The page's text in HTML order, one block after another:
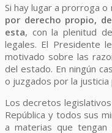
Si hay lugar a prorroga o
por derecho propio,
esta, con la plenitud
legales. El Presidente
motivado sobre las
del estado. En ningún
o juzgados por la justicia
Los decretos
República y todos sus
a materias que tengan